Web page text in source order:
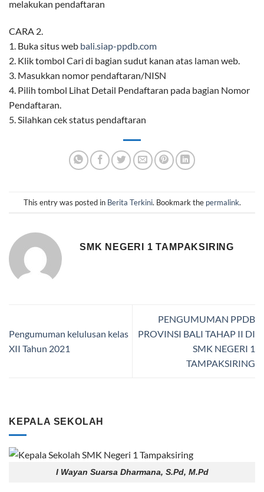
melakukan pendaftaran
CARA 2.
1. Buka situs web bali.siap-ppdb.com
2. Klik tombol Cari di bagian sudut kanan atas laman web.
3. Masukkan nomor pendaftaran/NISN
4. Pilih tombol Lihat Detail Pendaftaran pada bagian Nomor
Pendaftaran.
5. Silahkan cek status pendaftaran
This entry was posted in Berita Terkini. Bookmark the permalink.
SMK NEGERI 1 TAMPAKSIRING
Pengumuman kelulusan kelas
XII Tahun 2021
PENGUMUMAN PPDB
PROVINSI BALI TAHAP II DI
SMK NEGERI 1
TAMPAKSIRING
KEPALA SEKOLAH
I Wayan Suarsa Dharmana, S.Pd, M.Pd